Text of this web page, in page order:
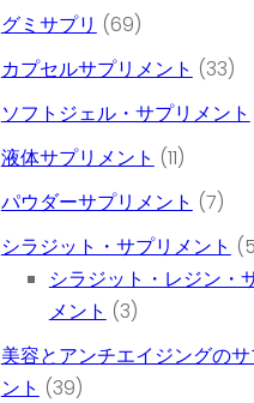
グミサプリ
6969個の商品
カプセルサプリメント
3333
ソフトジェル・サプリメント
液体サプリメント
1111個の商品
パウダーサプリメント
77個
シラジット・サプリメント
5
シラジット・レジン・
メント
33個の商品
美容とアンチエイジングのサ
ント
3939個の商品